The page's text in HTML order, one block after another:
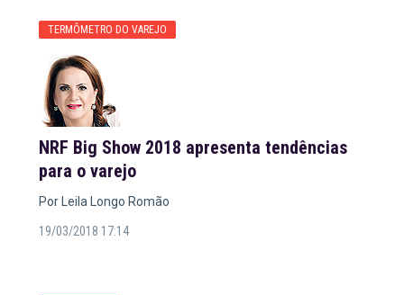
TERMÔMETRO DO VAREJO
NRF Big Show 2018 apresenta tendências
para o varejo
Por Leila Longo Romão
19/03/2018 17:14